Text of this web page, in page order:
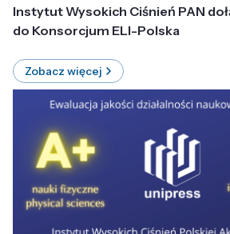
Instytut Wysokich Ciśnień PAN
do Konsorcjum ELI-Polska
Zobacz więcej